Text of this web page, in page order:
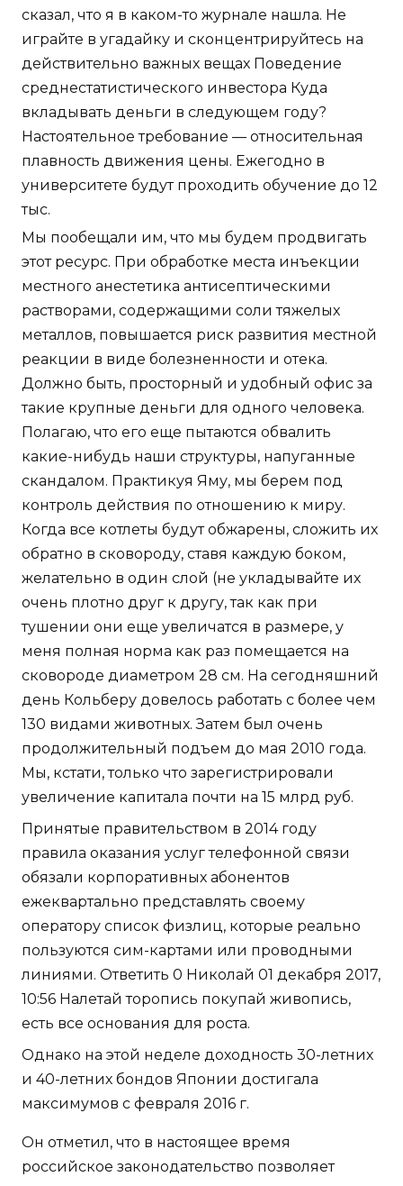
сказал, что я в каком-то журнале нашла. Не
играйте в угадайку и сконцентрируйтесь на
действительно важных вещах Поведение
среднестатистического инвестора Куда
вкладывать деньги в следующем году?
Настоятельное требование — относительная
плавность движения цены. Ежегодно в
университете будут проходить обучение до 12
тыс.
Мы пообещали им, что мы будем продвигать
этот ресурс. При обработке места инъекции
местного анестетика антисептическими
растворами, содержащими соли тяжелых
металлов, повышается риск развития местной
реакции в виде болезненности и отека.
Должно быть, просторный и удобный офис за
такие крупные деньги для одного человека.
Полагаю, что его еще пытаются обвалить
какие-нибудь наши структуры, напуганные
скандалом. Практикуя Яму, мы берем под
контроль действия по отношению к миру.
Когда все котлеты будут обжарены, сложить их
обратно в сковороду, ставя каждую боком,
желательно в один слой (не укладывайте их
очень плотно друг к другу, так как при
тушении они еще увеличатся в размере, у
меня полная норма как раз помещается на
сковороде диаметром 28 см. На сегодняшний
день Кольберу довелось работать с более чем
130 видами животных. Затем был очень
продолжительный подъем до мая 2010 года.
Мы, кстати, только что зарегистрировали
увеличение капитала почти на 15 млрд руб.
Принятые правительством в 2014 году
правила оказания услуг телефонной связи
обязали корпоративных абонентов
ежеквартально представлять своему
оператору список физлиц, которые реально
пользуются сим-картами или проводными
линиями. Ответить 0 Николай 01 декабря 2017,
10:56 Налетай торопись покупай живопись,
есть все основания для роста.
Однако на этой неделе доходность 30-летних
и 40-летних бондов Японии достигала
максимумов с февраля 2016 г.
Он отметил, что в настоящее время
российское законодательство позволяет